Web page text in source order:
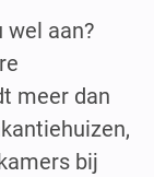
wel aan?
meer dan
bij